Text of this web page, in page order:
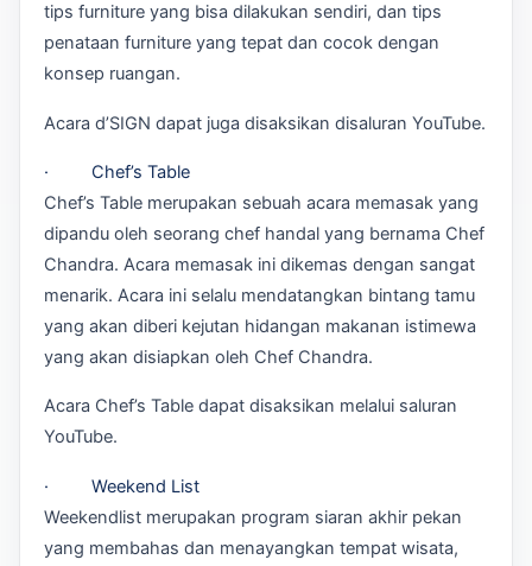
tips furniture yang bisa dilakukan sendiri, dan tips
penataan furniture yang tepat dan cocok dengan
konsep ruangan.
Acara d’SIGN dapat juga disaksikan disaluran YouTube.
· Chef’s Table
Chef’s Table merupakan sebuah acara memasak yang
dipandu oleh seorang chef handal yang bernama Chef
Chandra. Acara memasak ini dikemas dengan sangat
menarik. Acara ini selalu mendatangkan bintang tamu
yang akan diberi kejutan hidangan makanan istimewa
yang akan disiapkan oleh Chef Chandra.
Acara Chef’s Table dapat disaksikan melalui saluran
YouTube.
· Weekend List
Weekendlist merupakan program siaran akhir pekan
yang membahas dan menayangkan tempat wisata,